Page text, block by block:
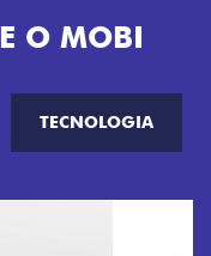
O MOBI
TECNOLOGIA